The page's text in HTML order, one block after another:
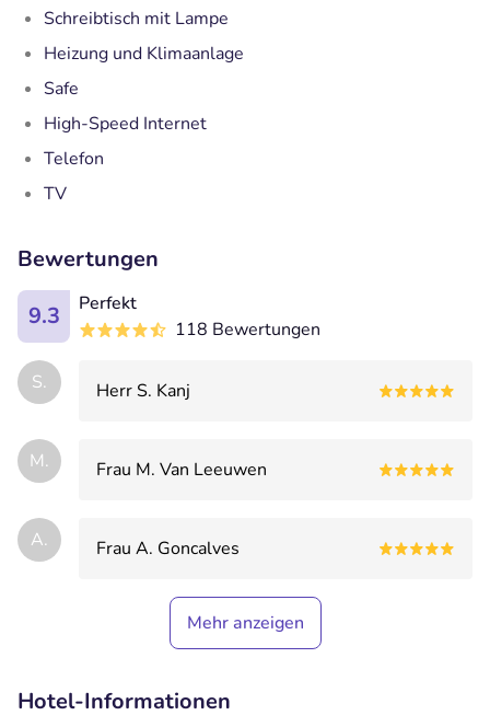
Schreibtisch mit Lampe
Heizung und Klimaanlage
Safe
High-Speed Internet
Telefon
TV
Bewertungen
9.3
Perfekt
118 Bewertungen
S. Herr S. Kanj
M. Frau M. Van Leeuwen
A. Frau A. Goncalves
Mehr anzeigen
Hotel-Informationen